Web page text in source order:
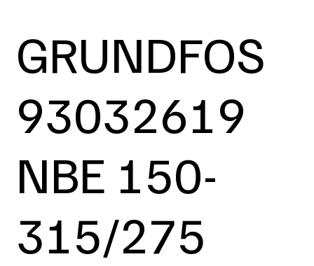
GRUNDFOS
93032619
NBE 150-
315/275